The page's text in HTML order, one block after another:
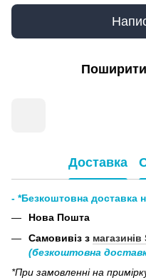
Доставка
- *Безкоштовна доставка
Нова Пошта
Самовивіз з
(безкоштовна
*При замовленні на